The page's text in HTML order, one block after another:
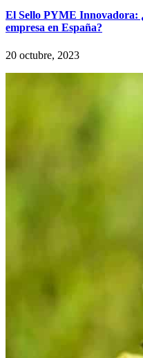
El Sello PYME Innovadora:
empresa en España?
20 octubre, 2023